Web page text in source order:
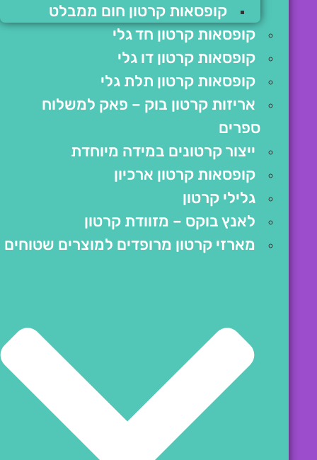
קופסאות קרטון חום ממבלט
קופסאות קרטון חד גלי
קופסאות קרטון דו גלי
קופסאות קרטון תלת גלי
אריזות קרטון בוק – פאק למשלוח
ספרים
ייצור קרטונים במידה מיוחדת
קופסאות קרטון ארכיון
גלילי קרטון
לאנץ בוקס – מזוודת קרטון
מארזי קרטון מרופדים למוצרים שטוחים